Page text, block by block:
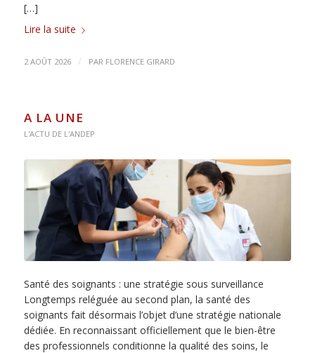
[…]
Lire la suite
2 AOÛT 2026 / PAR FLORENCE GIRARD
A LA UNE
L'ACTU DE L'ANDEP
Santé des soignants : une stratégie sous surveillance
Longtemps reléguée au second plan, la santé des
soignants fait désormais l’objet d’une stratégie nationale
dédiée. En reconnaissant officiellement que le bien-être
des professionnels conditionne la qualité des soins, le